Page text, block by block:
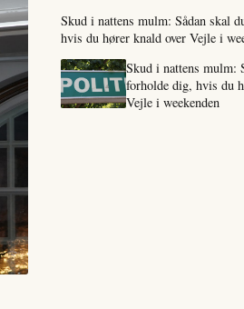
Skud i nattens mulm: Sådan skal
hvis du hører knald over Vejle i
Skud i nattens mulm:
forholde dig, hvis du
Vejle i weekenden